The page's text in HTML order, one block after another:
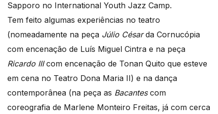
Sapporo no International Youth Jazz Camp.
Tem feito algumas experiências no teatro
(nomeadamente na peça Júlio Césarda Cornucópia
com encenação de Luís Miguel Cintra e na peça
Ricardo IIIcom encenação de Tonan Quito que esteve
em cena no Teatro Dona Maria II) e na dança
contemporânea (na peça as Bacantescom
coreografia de Marlene Monteiro Freitas, já com cerca